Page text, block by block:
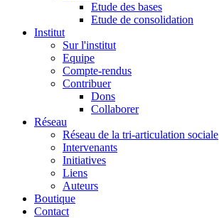
Etude des bases
Etude de consolidation
Institut
Sur l'institut
Equipe
Compte-rendus
Contribuer
Dons
Collaborer
Réseau
Réseau de la tri-articulation sociale
Intervenants
Initiatives
Liens
Auteurs
Boutique
Contact